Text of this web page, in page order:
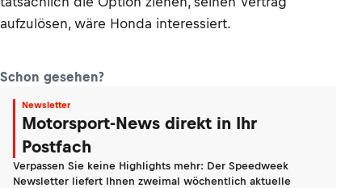
aufzulösen, wäre Honda interessiert.
Schon gesehen?
Newsletter
Motorsport-News direkt in Ihr
Postfach
Verpassen Sie keine Highlights mehr: Der Speedweek
Newsletter liefert Ihnen zweimal wöchentlich aktuelle